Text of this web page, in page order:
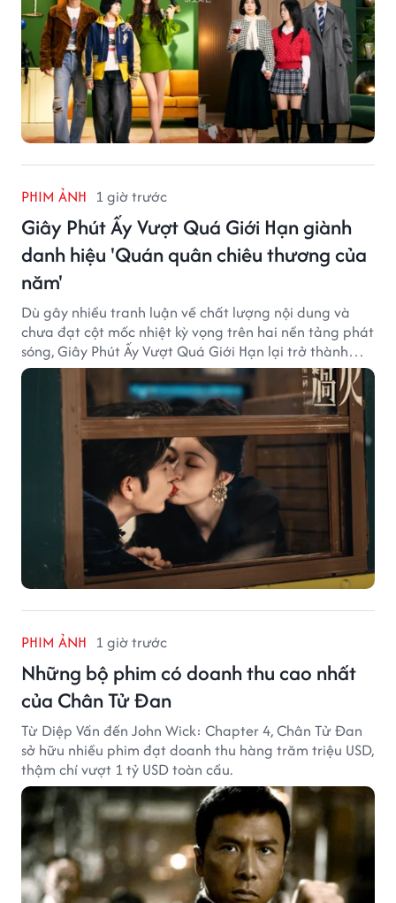
PHIM ẢNH 1 giờ trước
Giây Phút Ấy Vượt Quá Giới Hạn giành
danh hiệu 'Quán quân chiêu thương của
năm'
Dù gây nhiều tranh luận về chất lượng nội dung và
chưa đạt cột mốc nhiệt kỳ vọng trên hai nền tảng phát
sóng, Giây Phút Ấy Vượt Quá Giới Hạn lại trở thành
hiện tượng ở khía cạnh thương mại.
PHIM ẢNH 1 giờ trước
Những bộ phim có doanh thu cao nhất
của Chân Tử Đan
Từ Diệp Vấn đến John Wick: Chapter 4, Chân Tử Đan
sở hữu nhiều phim đạt doanh thu hàng trăm triệu USD,
thậm chí vượt 1 tỷ USD toàn cầu.